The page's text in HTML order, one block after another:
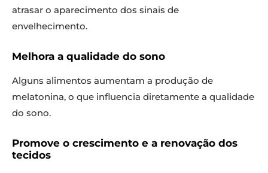
atrasar o aparecimento dos sinais de
envelhecimento.
Melhora a qualidade do sono
Alguns alimentos aumentam a produção de
melatonina, o que influencia diretamente a qualidade
do sono.
Promove o crescimento e a renovação dos
tecidos